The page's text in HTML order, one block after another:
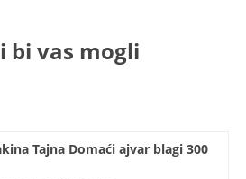
bi vas mogli
Tajna Domaći ajvar blagi 300